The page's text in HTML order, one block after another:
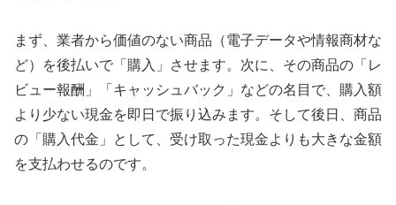
まず、業者から価値のない商品（電子データや情報商材な
ど）を後払いで「購入」させます。次に、その商品の「レ
ビュー報酬」「キャッシュバック」などの名目で、購入額
より少ない現金を即日で振り込みます。そして後日、商品
の「購入代金」として、受け取った現金よりも大きな金額
を支払わせるのです。